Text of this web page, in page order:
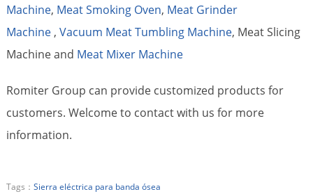
Machine, Meat Smoking Oven, Meat Grinder
Machine, Vacuum Meat Tumbling Machine, Meat Slicing
Machine and Meat Mixer Machine
Romiter Group can provide customized products for
customers. Welcome to contact with us for more
information.
Tags： Sierra eléctrica para banda ósea